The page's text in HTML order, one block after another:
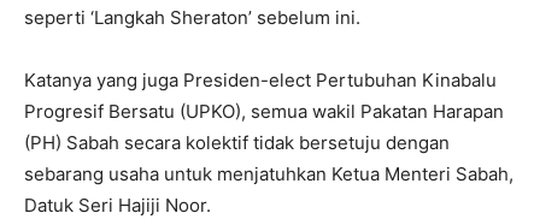
seperti ‘Langkah Sheraton’ sebelum ini.
Katanya yang juga Presiden-elect Pertubuhan Kinabalu
Progresif Bersatu (UPKO), semua wakil Pakatan Harapan
(PH) Sabah secara kolektif tidak bersetuju dengan
sebarang usaha untuk menjatuhkan Ketua Menteri Sabah,
Datuk Seri Hajiji Noor.